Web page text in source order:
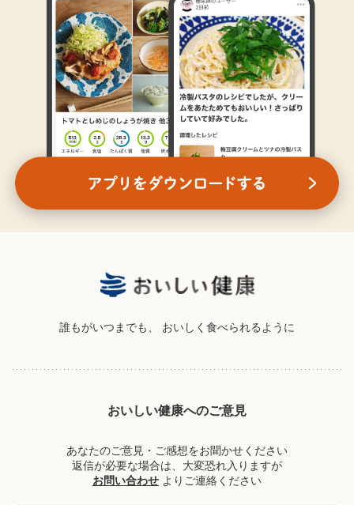
誰もがいつまでも、 おいしく食べられるように
おいしい健康へのご意見
あなたのご意見・ご感想をお聞かせください
返信が必要な場合は、大変恐れ入りますが
お問い合わせ よりご連絡ください